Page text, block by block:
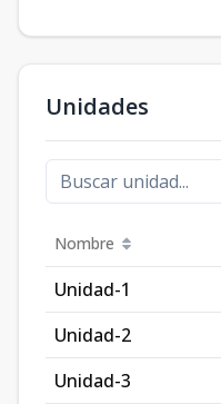
Unidades
Nombre
Unidad-1
Unidad-2
Unidad-3